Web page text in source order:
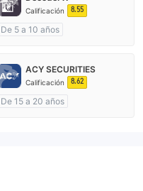
Calificación 8.55
De 5 a 10 años
Licencia completa de MT4
ACY SECURITIES
Calificación 8.62
De 15 a 20 años